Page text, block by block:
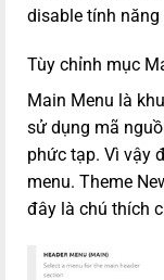
disable tính
Tùy chỉnh mục
Main Menu là
sử dụng mã
phức tạp. Vì vậy
menu. Theme
đây là chú thích